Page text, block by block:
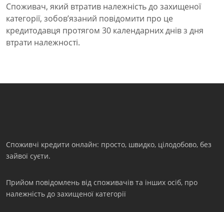
Споживач, який втратив належність до захищеної
категорії, зобов’язаний повідомити про це
кредитодавця протягом 30 календарних днів з дня
втрати належності.
Споживчі кредити онлайн: просто, швидко, цілодобово, без
зайвої суєти.
Прийом повідомлень від споживачів та інших осіб, про
належність до захищеної категорії